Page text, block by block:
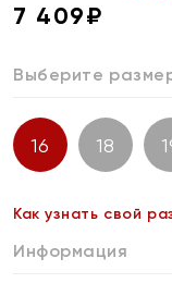
7 409₽
Выберите
16 18
Как узнать свой
Информация